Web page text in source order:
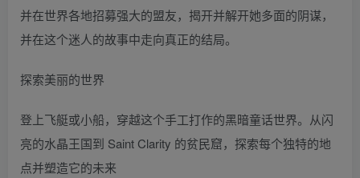
并在世界各地招募强大的盟友，揭开并解开她多面的阴谋，
并在这个迷人的故事中走向真正的结局。
探索美丽的世界
登上飞艇或小船，穿越这个手工打作的黑暗童话世界。从闪
亮的水晶王国到 Saint Clarity 的贫民窟，探索每个独特的地
点并塑造它的未来